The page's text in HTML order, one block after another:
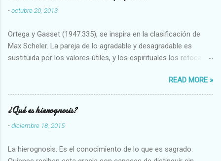
-octubre 20, 2013
Ortega y Gasset (1947:335), se inspira en la clasificación de
Max Scheler. La pareja de lo agradable y desagradable es
sustituida por los valores útiles, y los espirituales los retoca.
Abundante-Escaso,etc 2 VITALES Sano-Enfermo Selecto-
Vulgar Enérgico-Inerte Fuerte-Débil,etc. 3 ESPIRITUALES a)
Intelectuales Conocimiento-Error Exacto-Aproximado
Evidente-Probable,etc b) Morales Bueno-malo Bondadoso-
malvado Justo-Injusto Escrupuloso-Relajado Leal-Desleal,etc.
Armonioso-Inarmonioso 4 RELIGIOSOS Santo-Pr...
READ MORE »
¿Qué es hierognosis?
-diciembre 18, 2015
La hierognosis. Es el conocimiento de lo que es sagrado.